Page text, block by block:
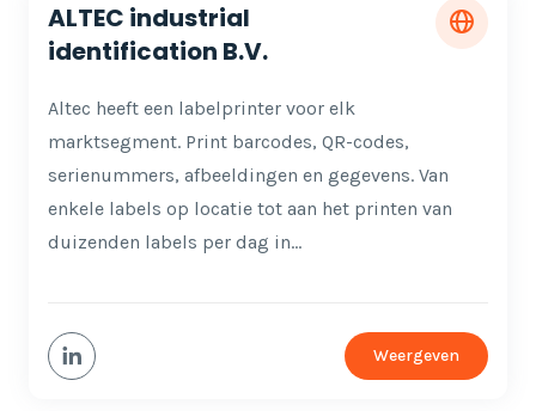
ALTEC industrial
identification B.V.
Altec heeft een labelprinter voor elk
marktsegment. Print barcodes, QR-codes,
serienummers, afbeeldingen en gegevens. Van
enkele labels op locatie tot aan het printen van
duizenden labels per dag in…
Weergeven